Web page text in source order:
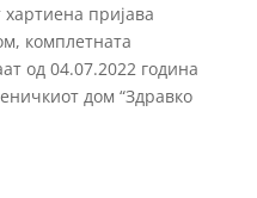
пријава
комплетната
од 04.07.2022 година
дом “Здравко